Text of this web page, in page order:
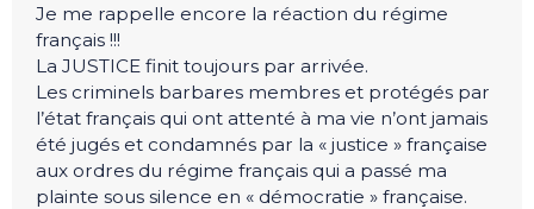
Je me rappelle encore la réaction du régime
français !!!
La JUSTICE finit toujours par arrivée.
Les criminels barbares membres et protégés par
l’état français qui ont attenté à ma vie n’ont jamais
été jugés et condamnés par la « justice » française
aux ordres du régime français qui a passé ma
plainte sous silence en « démocratie » française.